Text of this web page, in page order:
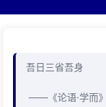
吾日三省吾身
​ ——《论语·学而》